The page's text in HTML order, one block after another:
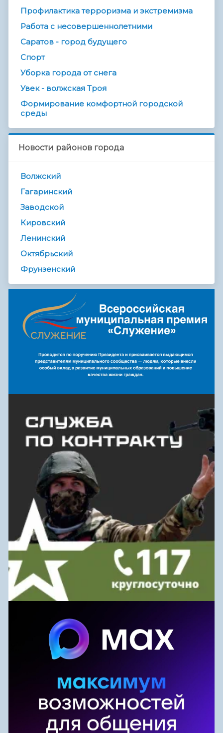
Профилактика терроризма и экстремизма
Работа с несовершеннолетними
Саратов - город будущего
Спорт
Уборка города от снега
Увек - волжская Троя
Формирование комфортной городской
среды
Новости районов города
Волжский
Гагаринский
Заводской
Кировский
Ленинский
Октябрьский
Фрунзенский